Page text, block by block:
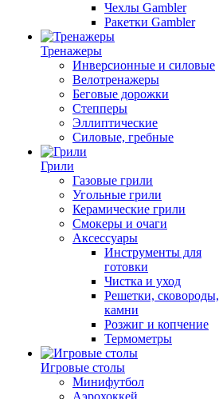
Чехлы Gambler
Ракетки Gambler
Тренажеры
Инверсионные и силовые
Велотренажеры
Беговые дорожки
Степперы
Эллиптические
Силовые, гребные
Грили
Газовые грили
Угольные грили
Керамические грили
Смокеры и очаги
Аксессуары
Инструменты для
готовки
Чистка и уход
Решетки, сковороды,
камни
Розжиг и копчение
Термометры
Игровые столы
Минифутбол
Аэрохоккей